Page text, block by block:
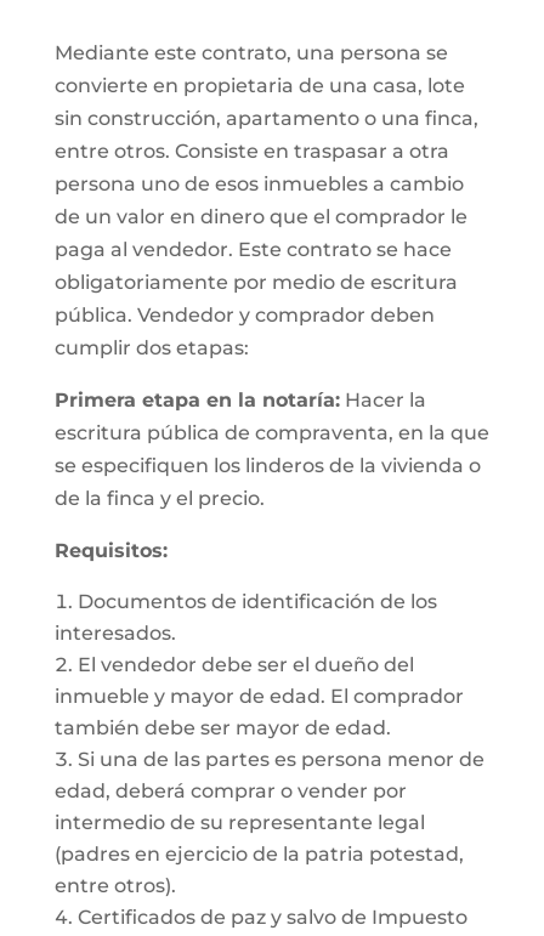
Mediante este contrato, una persona se
convierte en propietaria de una casa, lote
sin construcción, apartamento o una finca,
entre otros. Consiste en traspasar a otra
persona uno de esos inmuebles a cambio
de un valor en dinero que el comprador le
paga al vendedor. Este contrato se hace
obligatoriamente por medio de escritura
pública. Vendedor y comprador deben
cumplir dos etapas:
Primera etapa en la notaría:Hacer la
escritura pública de compraventa, en la que
se especifiquen los linderos de la vivienda o
de la finca y el precio.
Requisitos:
Documentos de identificación de los
interesados.
El vendedor debe ser el dueño del
inmueble y mayor de edad. El comprador
también debe ser mayor de edad.
Si una de las partes es persona menor de
edad, deberá comprar o vender por
intermedio de su representante legal
(padres en ejercicio de la patria potestad,
entre otros).
Certificados de paz y salvo de Impuesto